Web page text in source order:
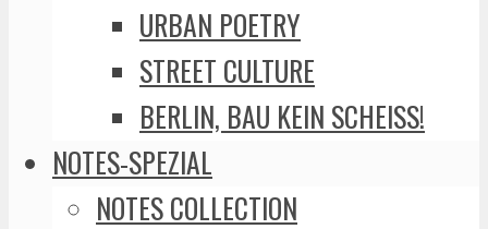
URBAN POETRY
STREET CULTURE
BERLIN, BAU KEIN SCHEISS!
NOTES-SPEZIAL
NOTES COLLECTION